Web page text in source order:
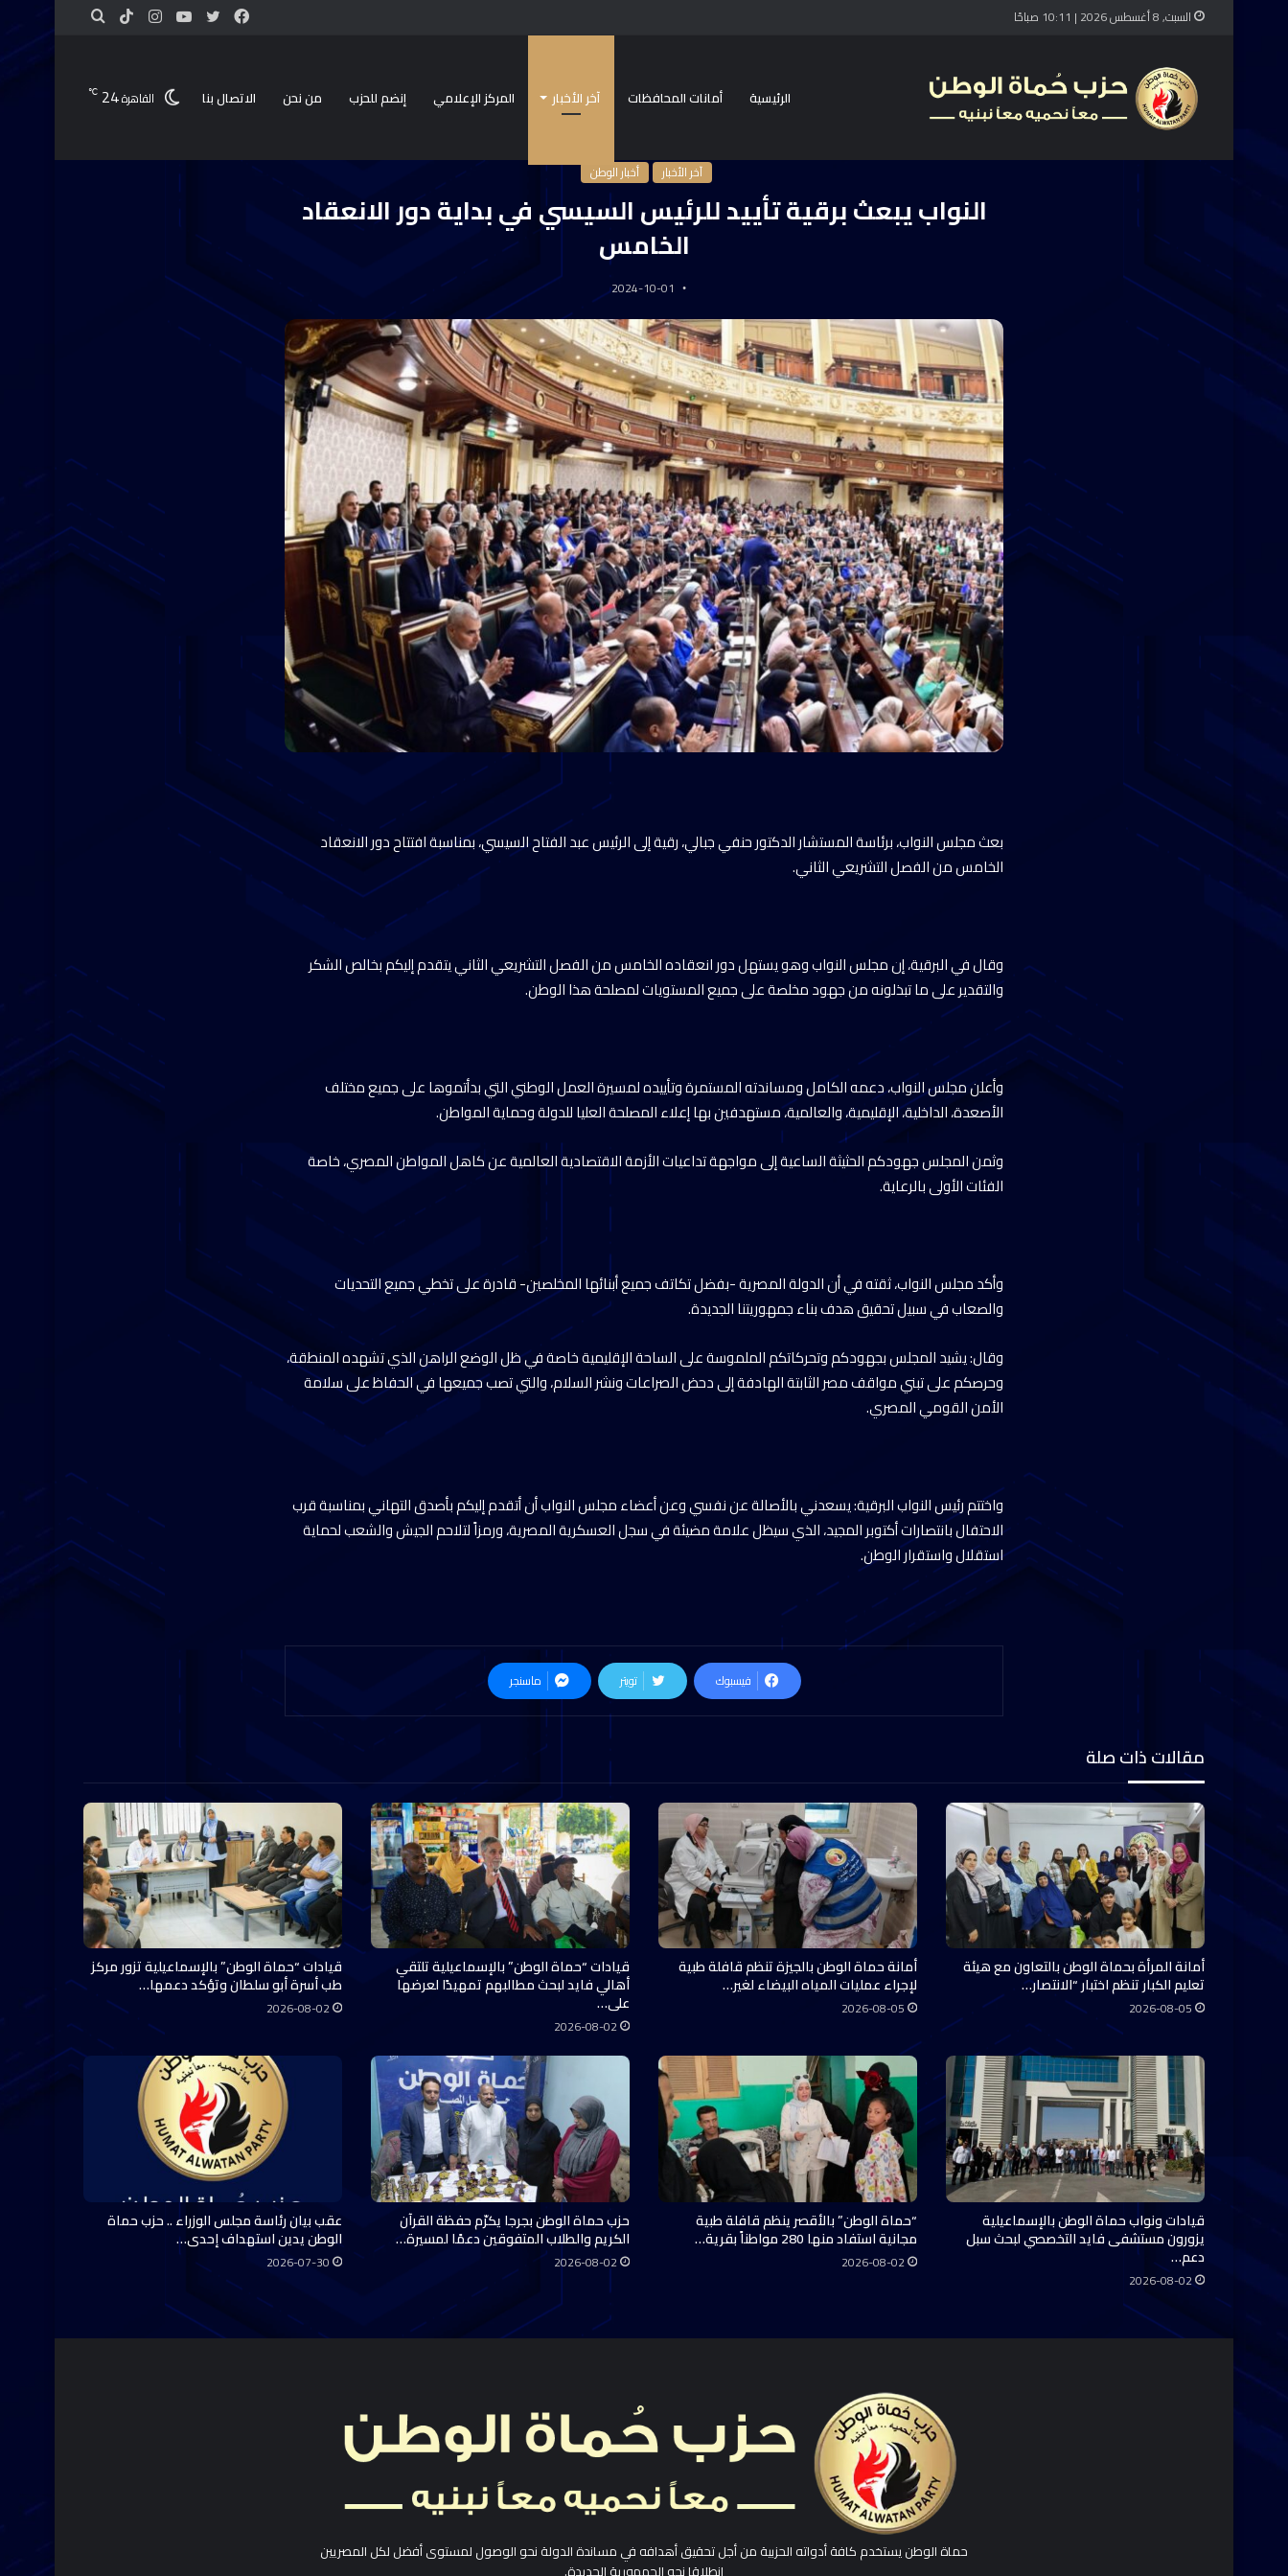
السبت, 8 أغسطس 2026 | 10:11 صباحًا
الرئيسية أمانات المحافظات آخر الأخبار المركز الإعلامي إنضم للحزب من نحن الاتصال بنا القاهرة24
℃
آخر الأخبار أخبار الوطن
النواب يبعث برقية تأييد للرئيس السيسي في بداية دور الانعقاد
الخامس
2024-10-01
بعث مجلس النواب، برئاسة المستشار الدكتور حنفي جبالي، رقية إلى الرئيس عبد الفتاح السيسي، بمناسبة افتتاح دور الانعقاد
الخامس من الفصل التشريعي الثاني.
وقال في البرقية، إن مجلس النواب وهو يستهل دور انعقاده الخامس من الفصل التشريعي الثاني يتقدم إليكم بخالص الشكر
والتقدير على ما تبذلونه من جهود مخلصة على جميع المستويات لمصلحة هذا الوطن.
وأعلن مجلس النواب، دعمه الكامل ومساندته المستمرة وتأييده لمسيرة العمل الوطني التي بدأتموها على جميع مختلف
الأصعدة، الداخلية، الإقليمية، والعالمية، مستهدفين بها إعلاء المصلحة العليا للدولة وحماية المواطن.
وثمن المجلس جهودكم الحثيثة الساعية إلى مواجهة تداعيات الأزمة الاقتصادية العالمية عن كاهل المواطن المصري، خاصة
الفئات الأولى بالرعاية.
وأكد مجلس النواب، ثقته في أن الدولة المصرية -بفضل تكاتف جميع أبنائها المخلصين- قادرة على تخطي جميع التحديات
والصعاب في سبيل تحقيق هدف بناء جمهوريتنا الجديدة.
وقال: يشيد المجلس بجهودكم وتحركاتكم الملموسة على الساحة الإقليمية خاصة في ظل الوضع الراهن الذي تشهده المنطقة،
وحرصكم على تبني مواقف مصر الثابتة الهادفة إلى دحض الصراعات ونشر السلام، والتي تصب جميعها في الحفاظ على سلامة
الأمن القومي المصري.
واختتم رئيس النواب البرقية: يسعدني بالأصالة عن نفسي وعن أعضاء مجلس النواب أن أتقدم إليكم بأصدق التهاني بمناسبة قرب
الاحتفال بانتصارات أكتوبر المجيد، الذي سيظل علامة مضيئة في سجل العسكرية المصرية، ورمزاً لتلاحم الجيش والشعب لحماية
استقلال واستقرار الوطن.
فيسبوك تويتر ماسنجر
مقالات ذات صلة
أمانة المرأة بحماة الوطن بالتعاون مع هيئة
تعليم الكبار تنظم اختبار “الانتصار…
2026-08-05
أمانة حماة الوطن بالجيزة تنظم قافلة طبية
لإجراء عمليات المياه البيضاء لغير…
2026-08-05
قيادات “حماة الوطن” بالإسماعيلية تلتقي
أهالي فايد لبحث مطالبهم تمهيدًا لعرضها
على…
2026-08-02
قيادات “حماة الوطن” بالإسماعيلية تزور مركز
طب أسرة أبو سلطان وتؤكد دعمها…
2026-08-02
قيادات ونواب حماة الوطن بالإسماعيلية
يزورون مستشفى فايد التخصصي لبحث سبل
دعم…
2026-08-02
“حماة الوطن” بالأقصر ينظم قافلة طبية
مجانية استفاد منها 280 مواطناً بقرية…
2026-08-02
حزب حماة الوطن بجرجا يكرّم حفظة القرآن
الكريم والطلاب المتفوقين دعمًا لمسيرة…
2026-08-02
عقب بيان رئاسة مجلس الوزراء .. حزب حماة
الوطن يدين استهداف إحدى…
2026-07-30
حماة الوطن يستخدم كافة أدواته الحزبية من أجل تحقيق أهدافه في مساندة الدولة نحو الوصول لمستوى أفضل لكل المصريين